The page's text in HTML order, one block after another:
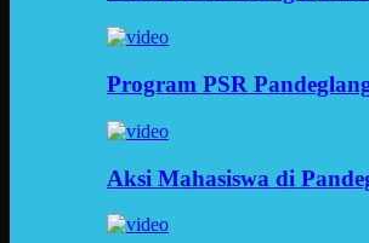
Program PSR
Aksi Mahasiswa di